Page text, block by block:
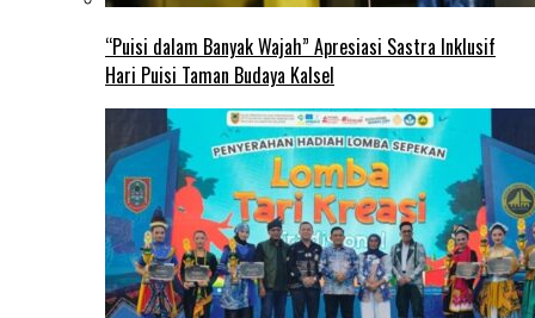
“Puisi dalam Banyak Wajah” Apresiasi Sastra Inklusif
Hari Puisi Taman Budaya Kalsel